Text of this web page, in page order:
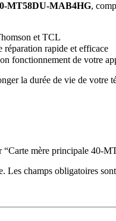
MT58DU-MAB4HG,
et TCL
réparation rapide et efficace
fonctionnement de votre
la durée de vie de votre
“Carte mère principale 40-
Les champs obligatoires